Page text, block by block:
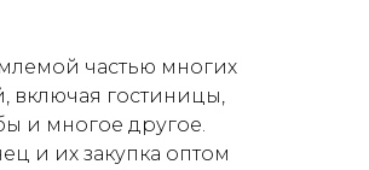
частью многих
включая гостиницы,
и многое другое.
и их закупка оптом